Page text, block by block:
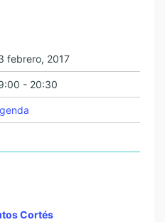
febrero, 2017
- 20:30
Cortés